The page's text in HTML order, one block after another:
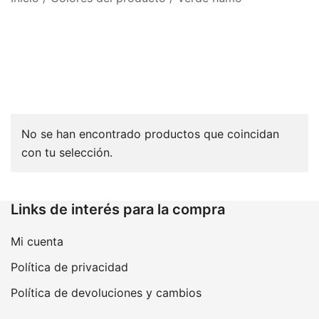
No se han encontrado productos que coincidan
con tu selección.
Links de interés para la compra
Mi cuenta
Política de privacidad
Política de devoluciones y cambios